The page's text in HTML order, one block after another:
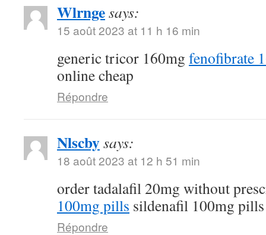
Wlrngesays:
15 août 2023 at 11 h 16 min
generic tricor 160mg fenofibrate
online cheap
Répondre
Nlscbysays:
18 août 2023 at 12 h 51 min
order tadalafil 20mg without
100mg pills sildenafil 100mg pills
Répondre